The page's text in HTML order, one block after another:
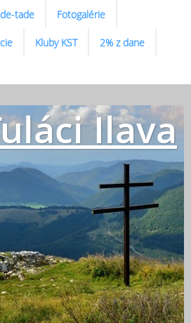
tade Fotogalérie
Kluby KST 2% z dane
Ilava